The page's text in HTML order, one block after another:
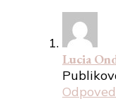
Lucia